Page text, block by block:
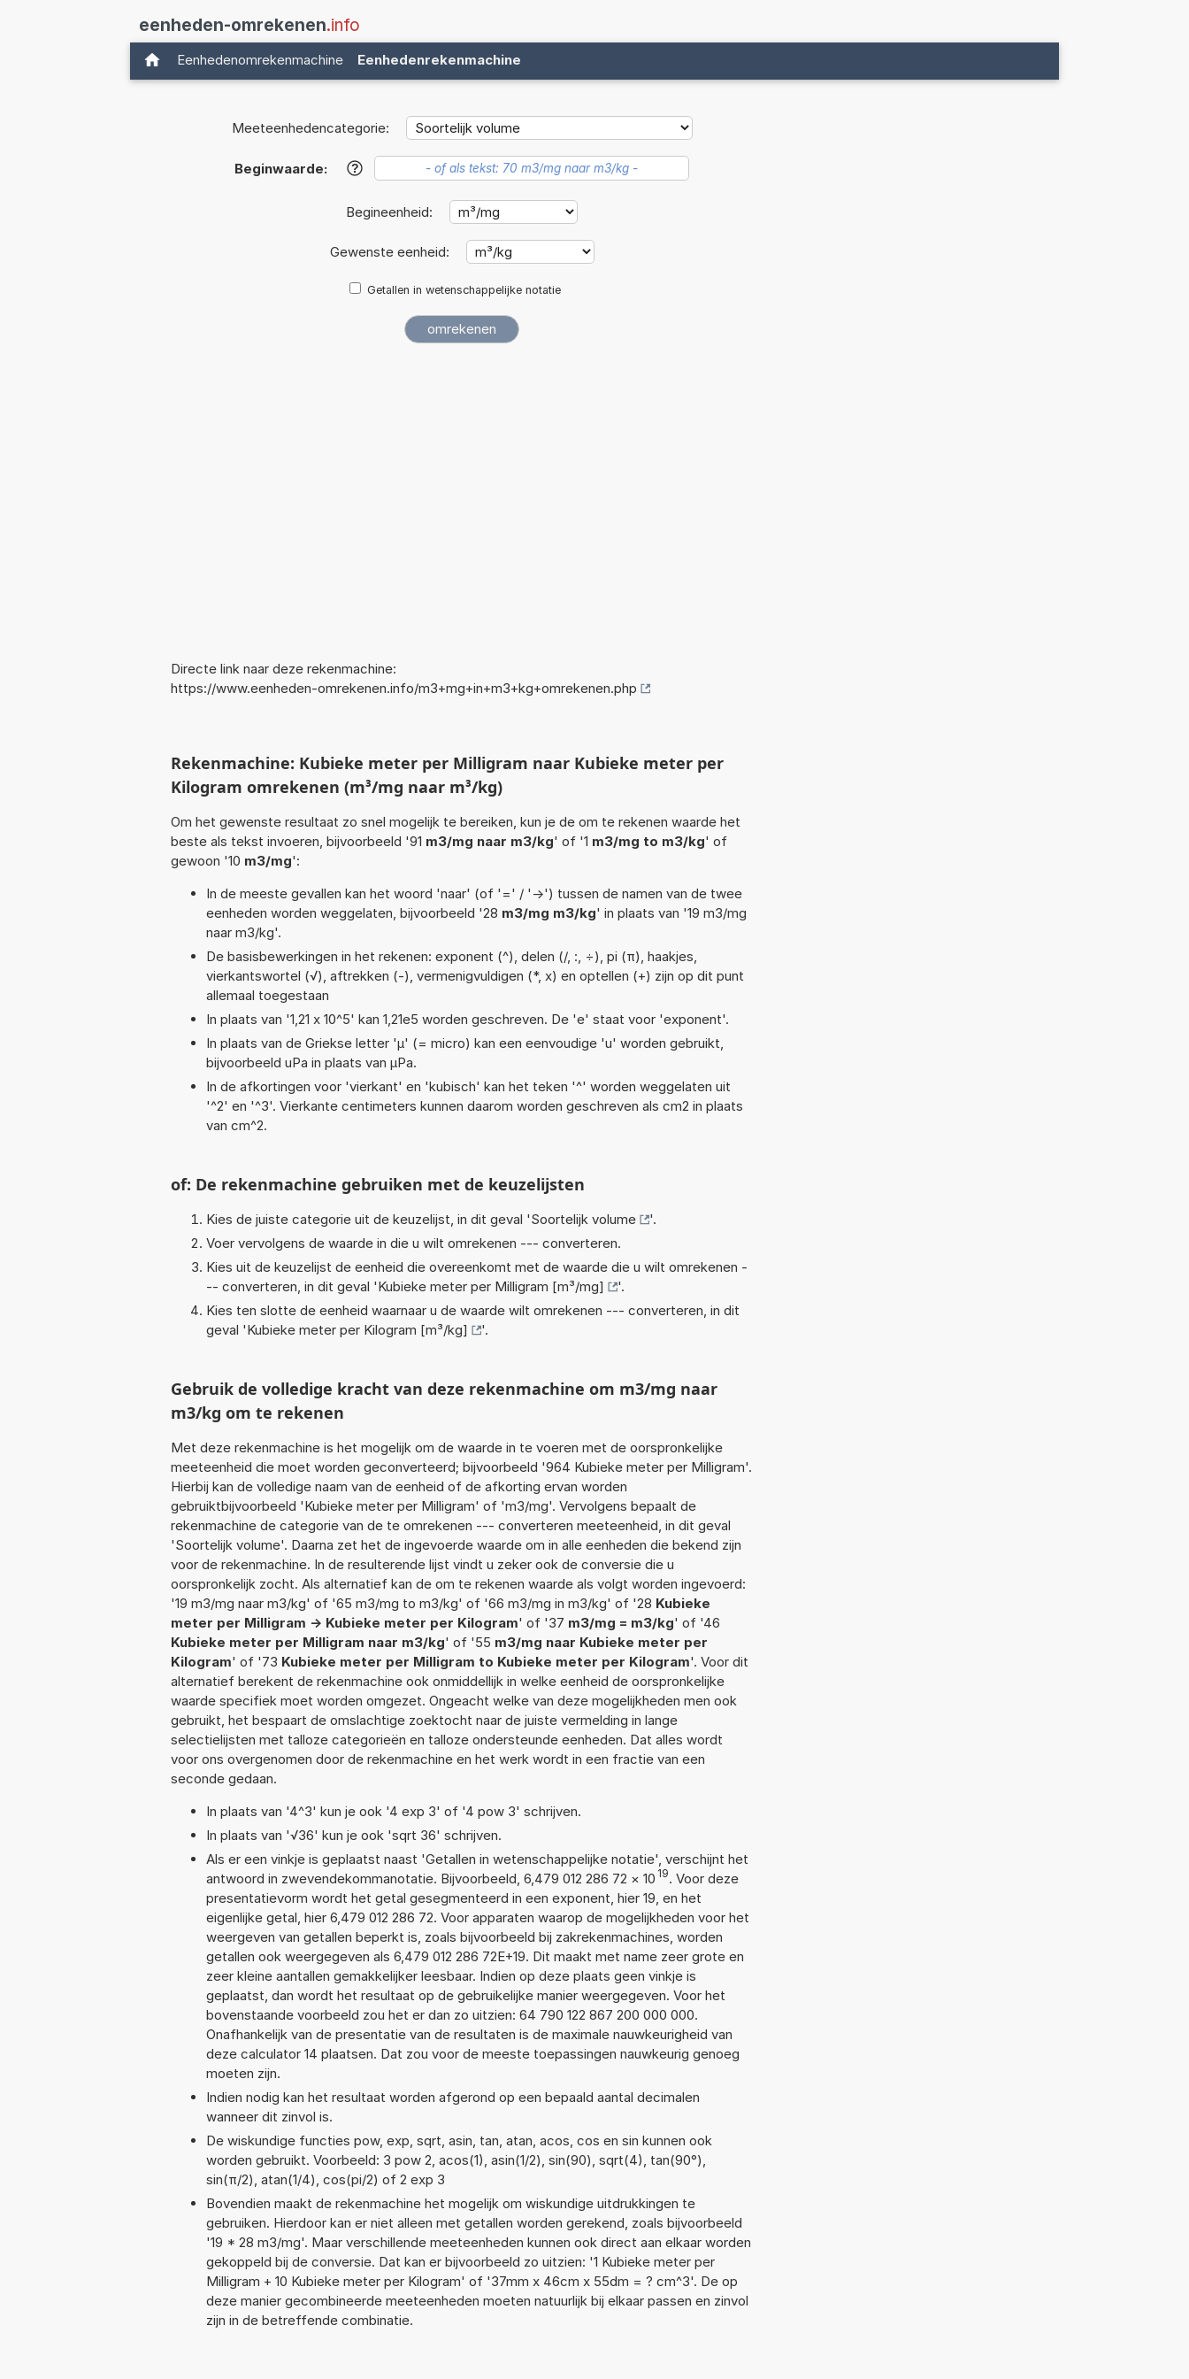
eenheden-omrekenen.info
Eenhedenomrekenmachine Eenhedenrekenmachine
Meeteenhedencategorie:
Beginwaarde: ?
Begineenheid:
Gewenste eenheid:
Getallen in wetenschappelijke notatie
Directe link naar deze rekenmachine:
https://www.eenheden-omrekenen.info/m3+mg+in+m3+kg+omrekenen.php
Rekenmachine: Kubieke meter per Milligram naar Kubieke meter per
Kilogram omrekenen (m³/mg naar m³/kg)
Om het gewenste resultaat zo snel mogelijk te bereiken, kun je de om te rekenen waarde het
beste als tekst invoeren, bijvoorbeeld '91 m3/mg naar m3/kg' of '1 m3/mg to m3/kg' of
gewoon '10 m3/mg':
In de meeste gevallen kan het woord 'naar' (of '=' / '->') tussen de namen van de twee
eenheden worden weggelaten, bijvoorbeeld '28 m3/mg m3/kg' in plaats van '19 m3/mg
naar m3/kg'.
De basisbewerkingen in het rekenen: exponent (^), delen (/, :, ÷), pi (π), haakjes,
vierkantswortel (√), aftrekken (-), vermenigvuldigen (*, x) en optellen (+) zijn op dit punt
allemaal toegestaan
In plaats van '1,21 x 10^5' kan 1,21e5 worden geschreven. De 'e' staat voor 'exponent'.
In plaats van de Griekse letter 'µ' (= micro) kan een eenvoudige 'u' worden gebruikt,
bijvoorbeeld uPa in plaats van µPa.
In de afkortingen voor 'vierkant' en 'kubisch' kan het teken '^' worden weggelaten uit
'^2' en '^3'. Vierkante centimeters kunnen daarom worden geschreven als cm2 in plaats
van cm^2.
of: De rekenmachine gebruiken met de keuzelijsten
Kies de juiste categorie uit de keuzelijst, in dit geval 'Soortelijk volume
'.
Voer vervolgens de waarde in die u wilt omrekenen --- converteren.
Kies uit de keuzelijst de eenheid die overeenkomt met de waarde die u wilt omrekenen -
-- converteren, in dit geval 'Kubieke meter per Milligram [m³/mg]
'.
Kies ten slotte de eenheid waarnaar u de waarde wilt omrekenen --- converteren, in dit
geval 'Kubieke meter per Kilogram [m³/kg] '.
Gebruik de volledige kracht van deze rekenmachine om m3/mg naar
m3/kg om te rekenen
Met deze rekenmachine is het mogelijk om de waarde in te voeren met de oorspronkelijke
meeteenheid die moet worden geconverteerd; bijvoorbeeld '964 Kubieke meter per Milligram'.
Hierbij kan de volledige naam van de eenheid of de afkorting ervan worden
gebruiktbijvoorbeeld 'Kubieke meter per Milligram' of 'm3/mg'. Vervolgens bepaalt de
rekenmachine de categorie van de te omrekenen --- converteren meeteenheid, in dit geval
'Soortelijk volume'. Daarna zet het de ingevoerde waarde om in alle eenheden die bekend zijn
voor de rekenmachine. In de resulterende lijst vindt u zeker ook de conversie die u
oorspronkelijk zocht. Als alternatief kan de om te rekenen waarde als volgt worden ingevoerd:
'19 m3/mg naar m3/kg' of '65 m3/mg to m3/kg' of '66 m3/mg in m3/kg' of '28 Kubieke
meter per Milligram -> Kubieke meter per Kilogram' of '37 m3/mg = m3/kg' of '46
Kubieke meter per Milligram naar m3/kg' of '55 m3/mg naar Kubieke meter per
Kilogram' of '73 Kubieke meter per Milligram to Kubieke meter per Kilogram'. Voor dit
alternatief berekent de rekenmachine ook onmiddellijk in welke eenheid de oorspronkelijke
waarde specifiek moet worden omgezet. Ongeacht welke van deze mogelijkheden men ook
gebruikt, het bespaart de omslachtige zoektocht naar de juiste vermelding in lange
selectielijsten met talloze categorieën en talloze ondersteunde eenheden. Dat alles wordt
voor ons overgenomen door de rekenmachine en het werk wordt in een fractie van een
seconde gedaan.
In plaats van '4^3' kun je ook '4 exp 3' of '4 pow 3' schrijven.
In plaats van '√36' kun je ook 'sqrt 36' schrijven.
Als er een vinkje is geplaatst naast 'Getallen in wetenschappelijke notatie', verschijnt het
antwoord in zwevendekommanotatie. Bijvoorbeeld, 6,479 012 286 72 × 10 19. Voor deze
presentatievorm wordt het getal gesegmenteerd in een exponent, hier 19, en het
eigenlijke getal, hier 6,479 012 286 72. Voor apparaten waarop de mogelijkheden voor het
weergeven van getallen beperkt is, zoals bijvoorbeeld bij zakrekenmachines, worden
getallen ook weergegeven als 6,479 012 286 72E+19. Dit maakt met name zeer grote en
zeer kleine aantallen gemakkelijker leesbaar. Indien op deze plaats geen vinkje is
geplaatst, dan wordt het resultaat op de gebruikelijke manier weergegeven. Voor het
bovenstaande voorbeeld zou het er dan zo uitzien: 64 790 122 867 200 000 000.
Onafhankelijk van de presentatie van de resultaten is de maximale nauwkeurigheid van
deze calculator 14 plaatsen. Dat zou voor de meeste toepassingen nauwkeurig genoeg
moeten zijn.
Indien nodig kan het resultaat worden afgerond op een bepaald aantal decimalen
wanneer dit zinvol is.
De wiskundige functies pow, exp, sqrt, asin, tan, atan, acos, cos en sin kunnen ook
worden gebruikt. Voorbeeld: 3 pow 2, acos(1), asin(1/2), sin(90), sqrt(4), tan(90°),
sin(π/2), atan(1/4), cos(pi/2) of 2 exp 3
Bovendien maakt de rekenmachine het mogelijk om wiskundige uitdrukkingen te
gebruiken. Hierdoor kan er niet alleen met getallen worden gerekend, zoals bijvoorbeeld
'19 * 28 m3/mg'. Maar verschillende meeteenheden kunnen ook direct aan elkaar worden
gekoppeld bij de conversie. Dat kan er bijvoorbeeld zo uitzien: '1 Kubieke meter per
Milligram + 10 Kubieke meter per Kilogram' of '37mm x 46cm x 55dm = ? cm^3'. De op
deze manier gecombineerde meeteenheden moeten natuurlijk bij elkaar passen en zinvol
zijn in de betreffende combinatie.